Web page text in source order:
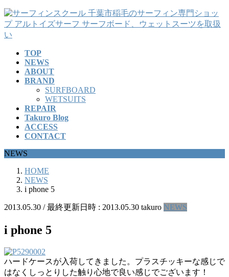
コ
ン
テ
ナ
ビ
ゲ
TOP
NEWS
ABOUT
BRAND
SURFBOARD
WETSUITS
REPAIR
Takuro Blog
ACCESS
CONTACT
NEWS
HOME
NEWS
i phone 5
2013.05.30 / 最終更新日時 : 2013.05.30 takuro NEWS
i phone 5
ハードケースが入荷してきました。プラスチッキーな感じで
はなくしっとりした触り心地で良い感じでございます！